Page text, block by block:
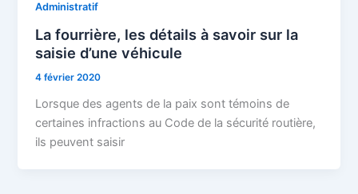
Administratif
La fourrière, les détails à savoir sur la
saisie d’une véhicule
4 février 2020
Lorsque des agents de la paix sont témoins de
certaines infractions au Code de la sécurité routière,
ils peuvent saisir